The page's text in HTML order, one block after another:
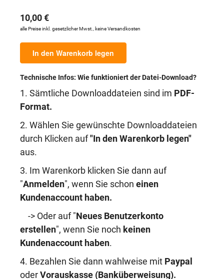
10,00 €
alle Preise inkl. gesetzlicher Mwst., keine Versandkosten
In den Warenkorb legen
Technische Infos: Wie funktioniert der Datei-Download?
1. Sämtliche Downloaddateien sind im PDF-
Format.
2. Wählen Sie gewünschte Downloaddateien
durch Klicken auf "In den Warenkorb legen"
aus.
3. Im Warenkorb klicken Sie dann auf
"Anmelden", wenn Sie schon einen
Kundenaccount haben.
-> Oder auf " Neues Benutzerkonto
erstellen", wenn Sie noch keinen
Kundenaccount haben.
4. Bezahlen Sie dann wahlweise mit Paypal
oder Vorauskasse (Banküberweisung).